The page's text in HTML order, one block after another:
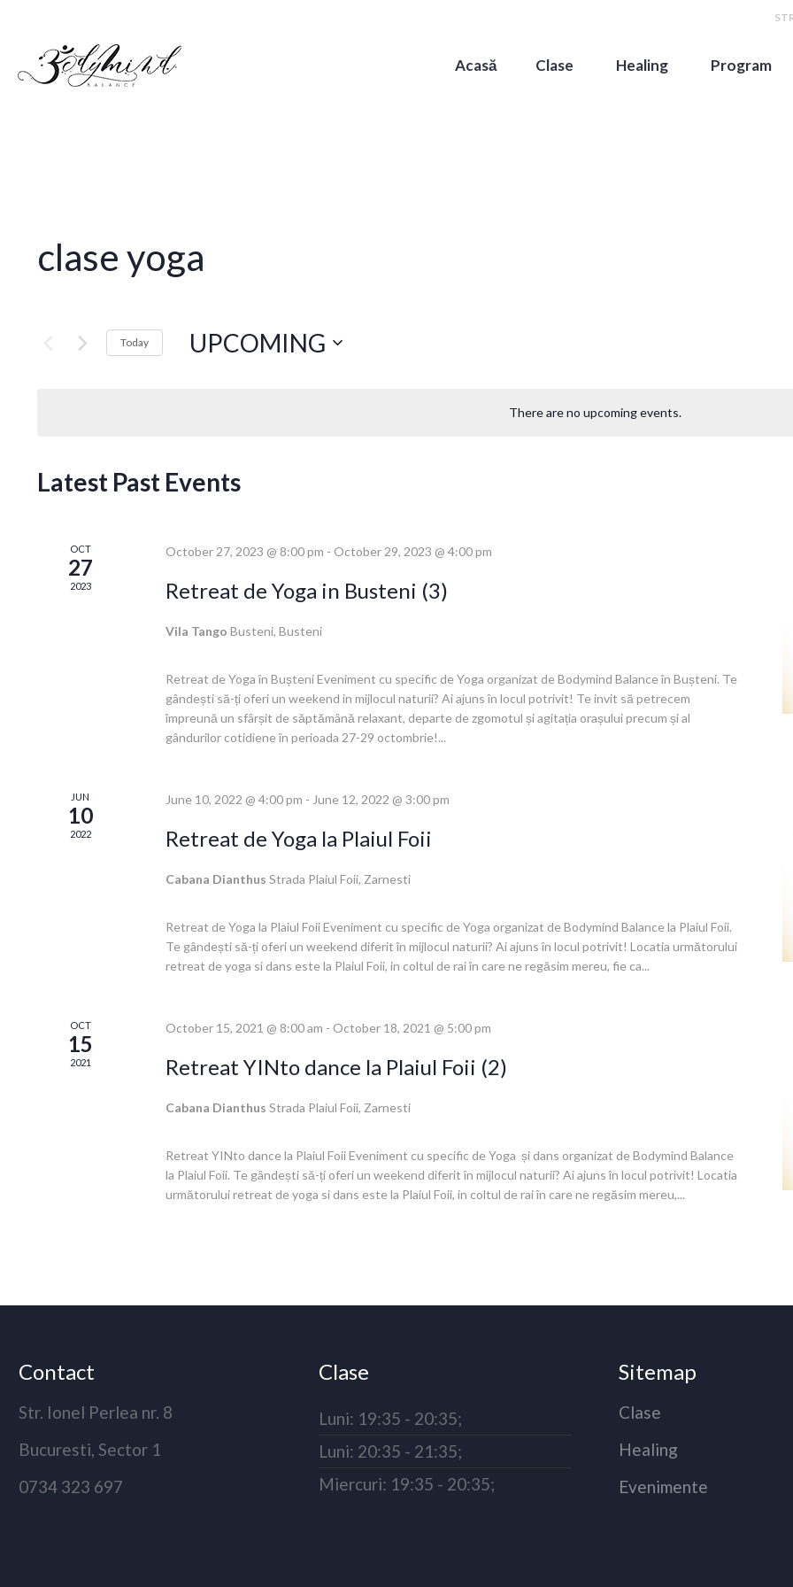
Acasă Clase Healing Program
There are no upcoming events.
clase yoga
Today UPCOMING
Latest Past Events
OCT
27
2023
October 27, 2023 @ 8:00 pm - October 29, 2023 @ 4:00 pm
Retreat de Yoga in Busteni (3)
Vila TangoBusteni, Busteni
Retreat de Yoga în Bușteni Eveniment cu specific de Yoga organizat de Bodymind Balance în Bușteni. Te
gândești să-ți oferi un weekend in mijlocul naturii? Ai ajuns în locul potrivit! Te invit să petrecem
împreună un sfârșit de săptămână relaxant, departe de zgomotul și agitația orașului precum și al
gândurilor cotidiene în perioada 27-29 octombrie!...
JUN
10
2022
June 10, 2022 @ 4:00 pm - June 12, 2022 @ 3:00 pm
Retreat de Yoga la Plaiul Foii
Cabana DianthusStrada Plaiul Foii, Zarnesti
Retreat de Yoga la Plaiul Foii Eveniment cu specific de Yoga organizat de Bodymind Balance la Plaiul Foii.
Te gândești să-ți oferi un weekend diferit în mijlocul naturii? Ai ajuns în locul potrivit! Locatia următorului
retreat de yoga si dans este la Plaiul Foii, in coltul de rai în care ne regăsim mereu, fie ca...
OCT
15
2021
October 15, 2021 @ 8:00 am - October 18, 2021 @ 5:00 pm
Retreat YINto dance la Plaiul Foii (2)
Cabana DianthusStrada Plaiul Foii, Zarnesti
Retreat YINto dance la Plaiul Foii Eveniment cu specific de Yoga și dans organizat de Bodymind Balance
la Plaiul Foii. Te gândești să-ți oferi un weekend diferit în mijlocul naturii? Ai ajuns în locul potrivit! Locatia
următorului retreat de yoga si dans este la Plaiul Foii, in coltul de rai în care ne regăsim mereu,...
Contact
Str. Ionel Perlea nr. 8
Bucuresti, Sector 1
0734 323 697
Clase
Luni: 19:35 - 20:35;
Luni: 20:35 - 21:35;
Miercuri: 19:35 - 20:35;
Sitemap
Clase
Healing
Evenimente